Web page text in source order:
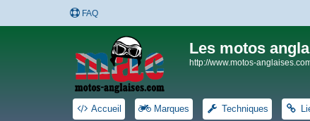
FAQ
Les motos
http://www.motos-
Accueil Marques Techniques